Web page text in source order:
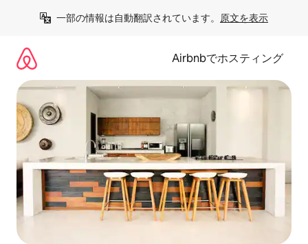
一部の情報は自動翻訳されています。 原文を表示
Airbnbでホスティング